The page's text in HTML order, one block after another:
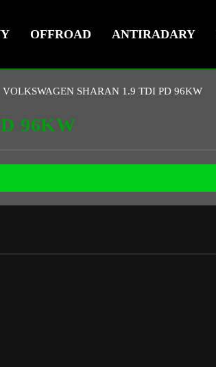
OFFROAD ANTIRADARY
VOLKSWAGEN SHARAN 1.9 TDI PD 96KW
96KW